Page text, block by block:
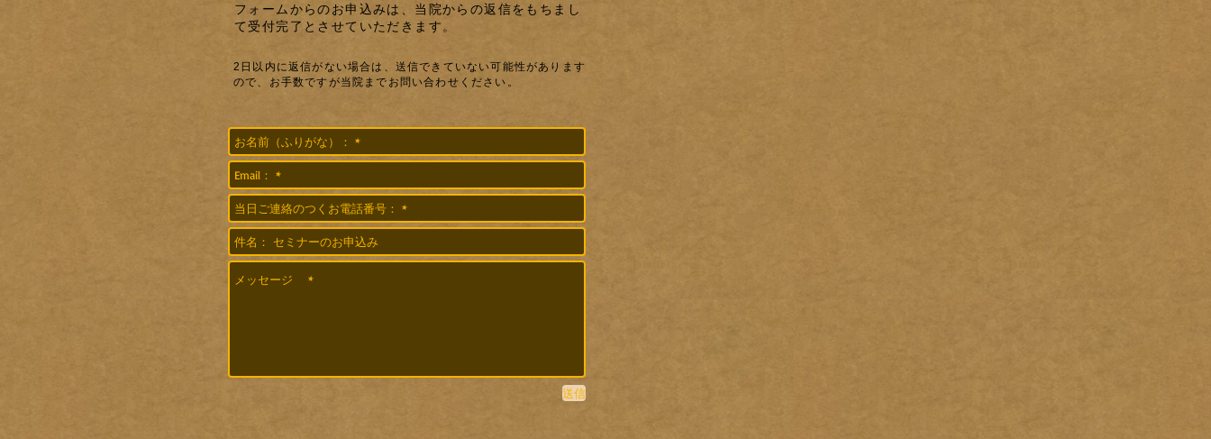
フォームからのお申込みは、当院からの返信をもちまし
て受付完了とさせていただきます。
2日以内に返信がない場合は、送信できていない可能性があります
ので、お手数ですが当院までお問い合わせください。
送信